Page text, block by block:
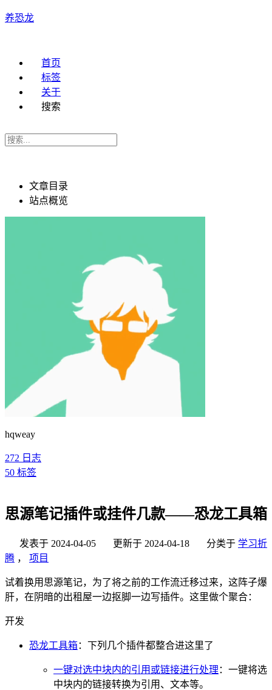
养恐龙
首页
标签
关于
搜索
文章目录
站点概览
hqweay
272 日志
50 标签
思源笔记插件或挂件几款——恐龙工具箱
发表于 2024-04-05 更新于 2024-04-18 分类于 学习折
腾 ， 项目
试着换用思源笔记，为了将之前的工作流迁移过来，这阵子爆
肝，在阴暗的出租屋一边抠脚一边写插件。这里做个聚合：
开发
恐龙工具箱：下列几个插件都整合进这里了
一键对选中块内的引用或链接进行处理 ：一键将选
中块内的链接转换为引用、文本等。